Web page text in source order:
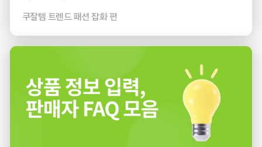
쿠잘템 트렌드 패션 잡화 편